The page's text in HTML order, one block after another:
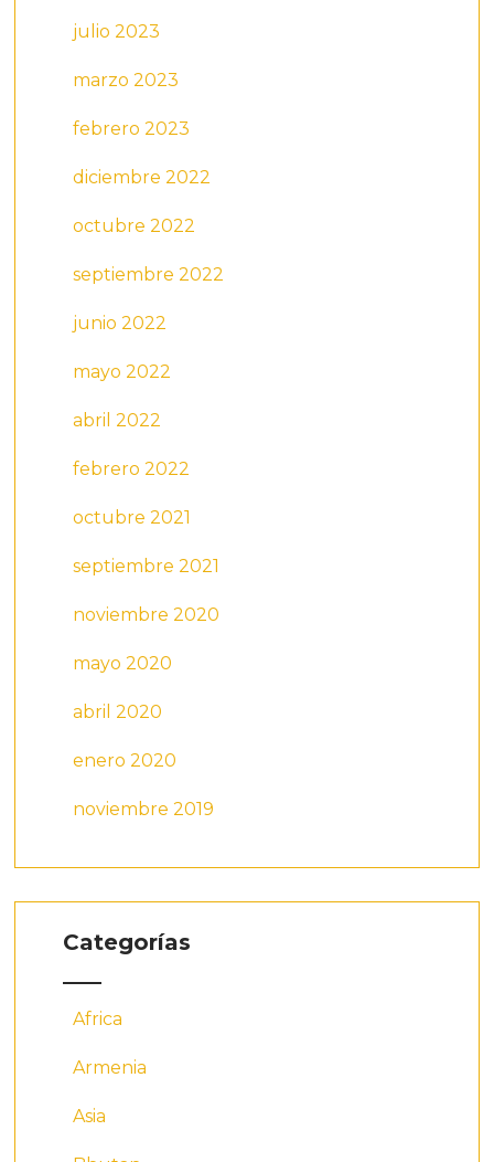
julio 2023
marzo 2023
febrero 2023
diciembre 2022
octubre 2022
septiembre 2022
junio 2022
mayo 2022
abril 2022
febrero 2022
octubre 2021
septiembre 2021
noviembre 2020
mayo 2020
abril 2020
enero 2020
noviembre 2019
Categorías
Africa
Armenia
Asia